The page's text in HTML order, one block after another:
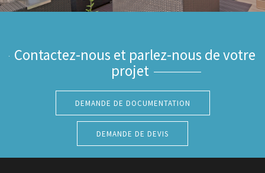
Contactez-nous et parlez-nous de votre
projet
DEMANDE DE DOCUMENTATION
DEMANDE DE DEVIS